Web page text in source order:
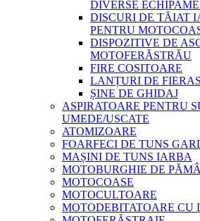
DIVERSE
DISCURI DE TĂIAT
PENTRU
DISPOZITIVE DE
MOTOFERĂSTRĂU
FIRE COSITOARE
LANȚURI DE
ȘINE DE GHIDAJ
ASPIRATOARE PENTRU
UMEDE/USCATE
ATOMIZOARE
FOARFECI DE TUNS
MAȘINI DE TUNS IARBA
MOTOBURGHIE DE
MOTOCOASE
MOTOCULTOARE
MOTODEBITATOARE CU